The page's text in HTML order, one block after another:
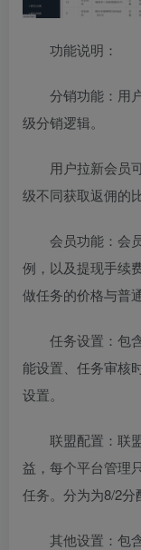
功能说明：
分销功能：用
级分销逻辑。
用户拉新会员
级不同获取返佣的
会员功能：会
例，以及提现手续
做任务的价格与普
任务设置：包
能设置、任务审核
设置。
联盟配置：联
益，每个平台管理
任务。分为为8/2分
其他设置：包